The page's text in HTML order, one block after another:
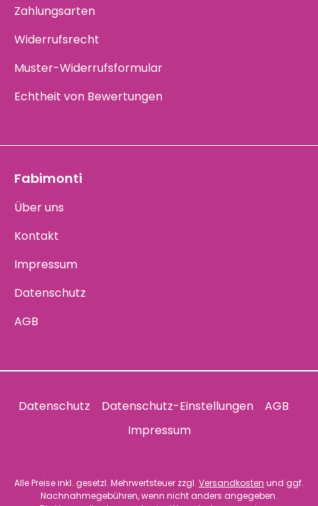
Zahlungsarten
Widerrufsrecht
Muster-Widerrufsformular
Echtheit von Bewertungen
Fabimonti
Über uns
Kontakt
Impressum
Datenschutz
AGB
Datenschutz Datenschutz-Einstellungen
AGB
Impressum
Alle Preise inkl. gesetzl. Mehrwertsteuer zzgl. Versandkosten und ggf.
Nachnahmegebühren, wenn nicht anders angegeben.